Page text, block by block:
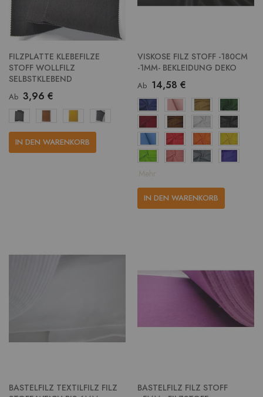
FILZPLATTE KLEBEFILZE
STOFF WOLLFILZ
SELBSTKLEBEND
Ab 3,96 €
IN DEN WARENKORB
VISKOSE FILZ STOFF -180CM
-1MM- BEKLEIDUNG DEKO
Ab 14,58 €
Mehr
IN DEN WARENKORB
BASTELFILZ TEXTILFILZ FILZ
BASTELFILZ FILZ STOFF